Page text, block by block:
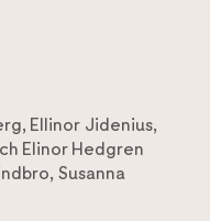
, Ellinor Jidenius,
Elinor Hedgren
, Susanna